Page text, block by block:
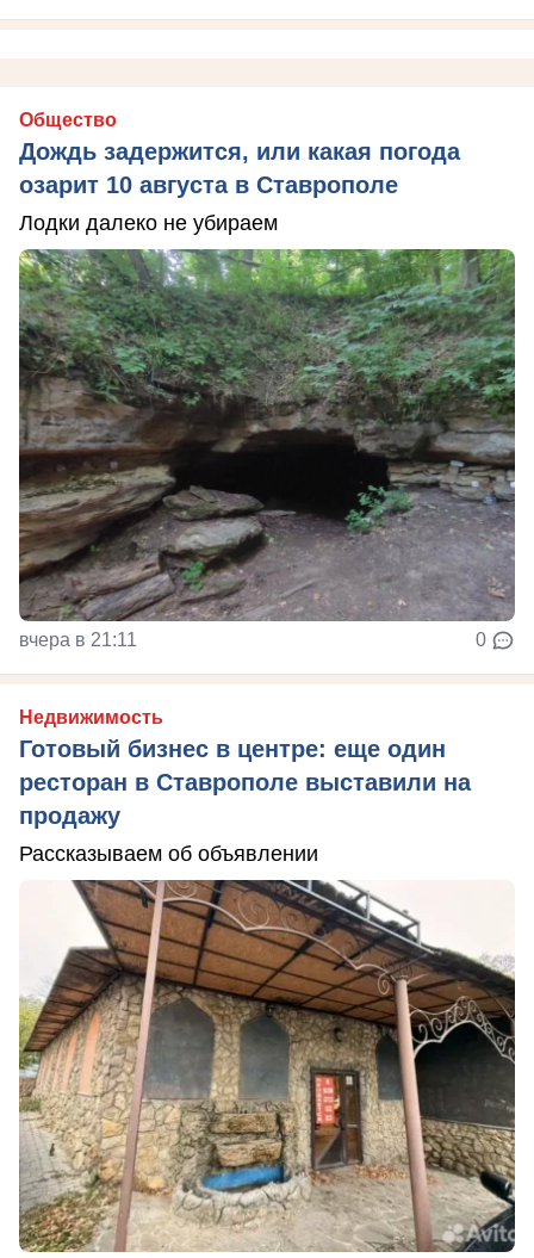
Общество
Дождь задержится, или какая погода
озарит 10 августа в Ставрополе
Лодки далеко не убираем
вчера в 21:11 0
Недвижимость
Готовый бизнес в центре: еще один
ресторан в Ставрополе выставили на
продажу
Рассказываем об объявлении